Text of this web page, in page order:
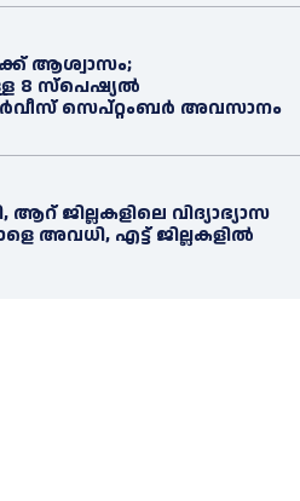
ആശ്വാസം;
8 സ്പെഷ്യൽ
സെപ്റ്റംബർ അവസാനം
ജില്ലകളിലെ വിദ്യാഭ്യാസ
അവധി, എട്ട് ജില്ലകളിൽ